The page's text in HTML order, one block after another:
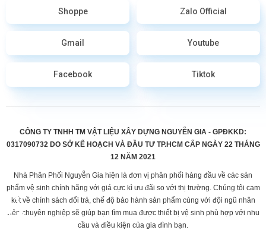
Shoppe Zalo Official
Gmail Youtube
Facebook Tiktok
CÔNG TY TNHH TM VẬT LIỆU XÂY DỰNG NGUYỄN GIA - GPĐKKD:
0317090732 DO SỞ KẾ HOẠCH VÀ ĐẦU TƯ TP.HCM CẤPNGÀY 22 THÁNG
12 NĂM 2021
Nhà Phân Phối Nguyễn Gia hiện là đơn vị phân phối hàng đầu về các sản
phẩm vệ sinh chính hãng với giá cực kì ưu đãi so với thị trường. Chúng tôi cam
kết về chính sách đổi trả, chế độ bảo hành sản phẩm cùng với đội ngũ nhân
viên chuyên nghiệp sẽ giúp bạn tìm mua được thiết bị vệ sinh phù hợp với nhu
cầu và điều kiện của gia đình bạn.